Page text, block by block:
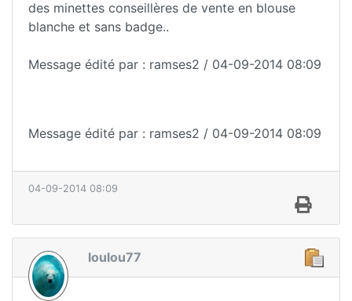
des minettes conseillères de vente en blouse
blanche et sans badge..
Message édité par : ramses2 / 04-09-2014 08:09
Message édité par : ramses2 / 04-09-2014 08:09
04-09-2014 08:09
loulou77